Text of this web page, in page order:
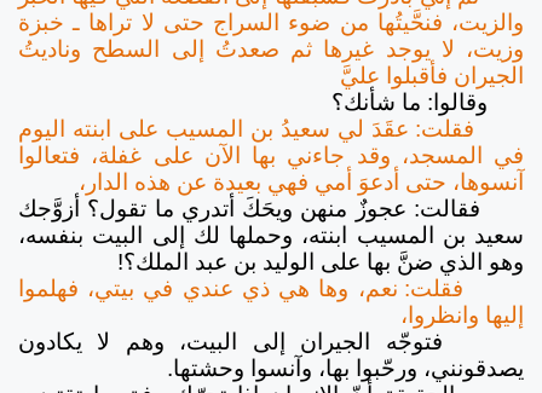
والزيت، فنحَّيتُها من ضوء السراج حتى لا تراها ـ خبزة
وزيت، لا يوجد غيرها ثم صعدتُ إلى السطح وناديتُ
الجيران فأقبلوا عليَّ
وقالوا: ما شأنك؟
فقلت: عقَدَ لي سعيدُ بن المسيب على ابنته اليوم
في المسجد، وقد جاءني بها الآن على غفلة، فتعالوا
آنسوها، حتى أدعوَ أمي فهي بعيدة عن هذه الدار،
فقالت: عجوزٌ منهن ويحَكَ أتدري ما تقول؟ أزوَّجك
سعيد بن المسيب ابنته، وحملها لك إلى البيت بنفسه،
وهو الذي ضنَّ بها على الوليد بن عبد الملك؟!
فقلت: نعم، وها هي ذي عندي في بيتي، فهلموا
إليها وانظروا،
فتوجّه الجيران إلى البيت، وهم لا يكادون
يصدقونني، ورحّبوا بها، وآنسوا وحشتها.